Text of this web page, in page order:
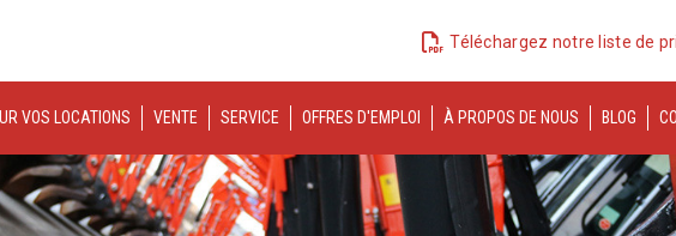
Téléchargez notre liste de
VOS LOCATIONS VENTE SERVICE OFFRES D'EMPLOI À PROPOS DE NOUS BLOG